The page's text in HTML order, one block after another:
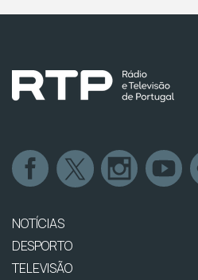
NOTÍCIAS
DESPORTO
TELEVISÃO